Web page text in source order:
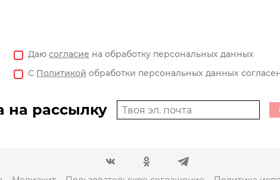
Даю согласие на обработку персональных данных
С Политикой обработки персональных данных
на рассылку